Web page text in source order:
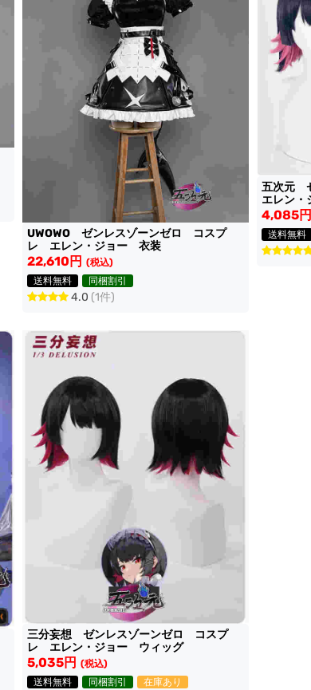
UWOWO ゼンレスゾーンゼロ コスプ
レ エレン・ジョー 衣装
22,610円 (税込)
送料無料
同梱割引
4.0 (1件)
五次元
エレン
4,085円
送料無料
三分妄想 ゼンレスゾーンゼロ コスプ
レ エレン・ジョー ウィッグ
5,035円 (税込)
送料無料
同梱割引 在庫あり